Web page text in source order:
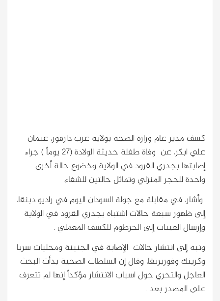
كشف مدير عام وزارة الصحة بولاية غرب دارفور، عثمان
علي ابكر، عن وفاة طفلة حديثة الولادة (27 يوماً ) جراء
إصابتها بجدري القرود في الولاية وخضوع حالة أخرى
واحدة للحجر المنزلي وتماثل حالتين للشفاء.
وأشار، في مقابلة مع جولة السودان اليوم في راديو دبنقا،
إلى ظهور سبعة حالات اشتباه بجدري القرود في الولاية
وإرسال العينات إلى الخرطوم للكشف المعملي .
ونبه إلى انتشار حالات الإصابة في الجنينة ومحليات سربا
وكرينك وفوربرنقا، وقال إن السلطات الصحية بدأت البحث
العاجل والتحري حول اسباب الانتشار مؤكداً إنها لم تتعرف
على المصدر بعد .